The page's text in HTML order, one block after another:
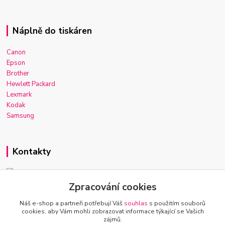
Náplně do tiskáren
Canon
Epson
Brother
Hewlett Packard
Lexmark
Kodak
Samsung
Kontakty
Josef Macek
+420 603 921 266
Po-Ne, 7-22h
Zpracování cookies
Náš e-shop a partneři potřebují Váš souhlas s použitím souborů
cookies, aby Vám mohli zobrazovat informace týkající se Vašich
zájmů.